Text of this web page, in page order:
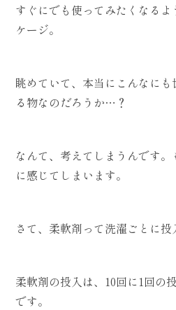
すぐにでも使ってみたくなる
ケージ。
眺めていて、本当にこんなに
る物なのだろうか…？
なんて、考えてしまうんです
に感じてしまいます。
さて、柔軟剤って洗濯ごとに投
柔軟剤の投入は、10回に1回の
です。